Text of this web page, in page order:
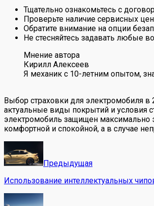
Тщательно ознакомьтесь с
Проверьте наличие сервисных
Обратите внимание на опции
Не стесняйтесь задавать любые
Мнение автора
Кирилл Алексеев
Я механик с 10-летним опытом,
Выбор страховки для электромобиля в
актуальные виды покрытий и условия
электромобиль защищен максимально
комфортной и спокойной, а в случае
Предыдущая
Использование интеллектуальных